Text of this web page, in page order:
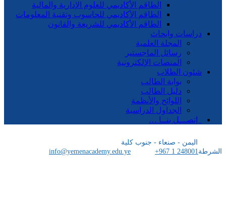
الطاقم الأكاديمي للعلوم الإدارية والمالية
الطاقم الأكاديمي للحاسوب وتقنية المعلومات
الطاقم الأكاديمي للشريعة والقانون
دراسات وابحاث
المجلة العلمية
رسائل الماجستير
المنصات الإلكترونية
شئون الطلاب
بوابة الطالب
دليل الطالب
اللوائح والأنظمة
الجداول الدراسية
إتصـــل بنــا …
اليمن - صنعاء - جنوب كلية
الشرطة
info@yemenacademy.edu.ye +967 1 248001